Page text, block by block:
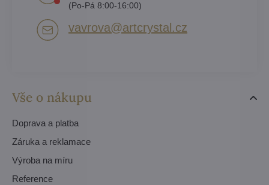
Vše o nákupu
Doprava a platba
Záruka a reklamace
Výroba na míru
Reference
(Po-Pá 8:00-16:00)
vavrova​@artcrystal​.cz